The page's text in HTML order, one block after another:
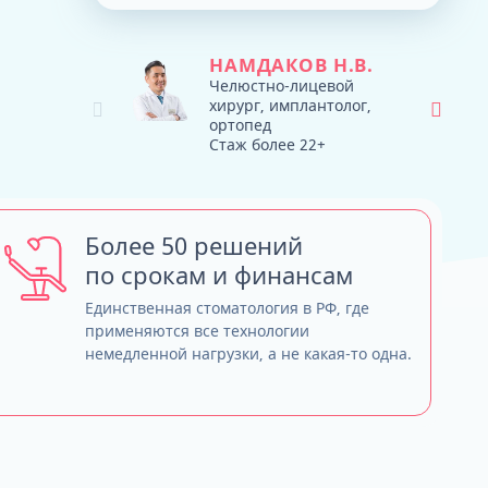
Нужно ли переплачивать за бренд
имплантов?
Обзор лучших систем имплантов, с
которыми мы работаем
Dentium (Юж. Корея)
Тюнинг зубных протезов - продляем
ТРГ и ортодонтический прогноз
Smile VR и моделирование
результата
НАМДАКОВ Н.В.
Челюстно-лицевой
хирург, имплантолог,
ортопед
Стаж более 22+
Более 50 решений
по срокам и финансам
Единственная стоматология в РФ, где
применяются все технологии
немедленной нагрузки, а не какая-то одна.